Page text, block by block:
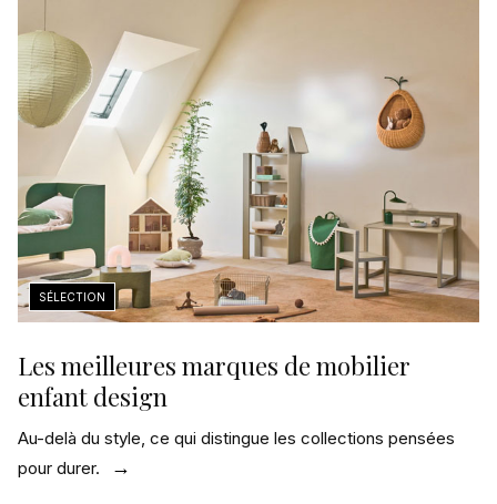
Les meilleures marques de mobilier
enfant design
Au-delà du style, ce qui distingue les collections pensées
pour durer.